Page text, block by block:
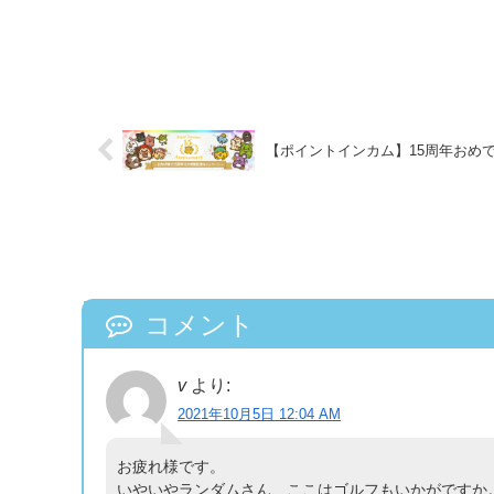
【ポイントインカム】15周年おめ
コメント
v より:
2021年10月5日 12:04 AM
お疲れ様です。
いやいやランダムさん、ここはゴルフもいかがですか